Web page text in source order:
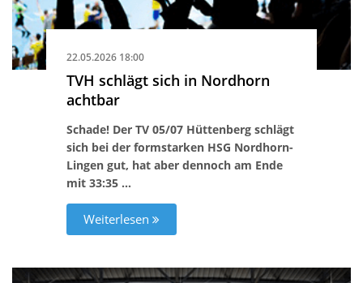
22.05.2026 18:00
TVH schlägt sich in Nordhorn
achtbar
Schade! Der TV 05/07 Hüttenberg schlägt
sich bei der formstarken HSG Nordhorn-
Lingen gut, hat aber dennoch am Ende
mit 33:35 …
Weiterlesen